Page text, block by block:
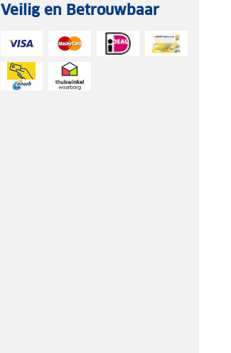
Veilig en Betrouwbaar